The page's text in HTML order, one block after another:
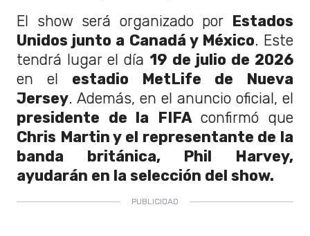
El show será organizado por Estados
Unidos junto a Canadá y México. Este
tendrá lugar el día19 de julio de 2026
en el estadio MetLife de Nueva
Jersey. Además, en el anuncio oficial, el
presidente de la FIFAconfirmó que
Chris Martin y el representante de la
banda británica, Phil Harvey,
ayudarán en la selección del show.